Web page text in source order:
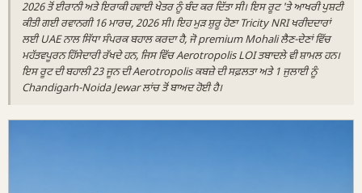
2026 ਤੋਂ ਈਰਾਨੀ ਅਤੇ ਇਰਾਕੀ ਹਵਾਈ ਖੇਤਰ ਨੂੰ ਬੰਦ ਕਰ ਦਿੱਤਾ ਸੀ। ਇਸ ਰੂਟ 'ਤੇ ਆਖਰੀ ਪੁਸ਼ਟੀ
ਕੀਤੀ ਗਈ ਰਵਾਨਗੀ 16 ਮਾਰਚ, 2026 ਸੀ। ਇਹ ਮੁੜ ਸ਼ੁਰੂ ਹੋਣਾ Tricity NRI ਖਰੀਦਦਾਰਾਂ
ਲਈ UAE ਨਾਲ ਸਿੱਧਾ ਸੰਪਰਕ ਬਹਾਲ ਕਰਦਾ ਹੈ, ਜੋ premium Mohali ਲੈਣ-ਦੇਣਾਂ ਵਿੱਚ
ਮਹੱਤਵਪੂਰਨ ਹਿੱਸੇਦਾਰੀ ਰੱਖਦੇ ਹਨ, ਜਿਸ ਵਿੱਚ Aerotropolis LOI ਤਬਾਦਲੇ ਵੀ ਸ਼ਾਮਲ ਹਨ।
ਇਸ ਰੂਟ ਦੀ ਬਹਾਲੀ 23 ਜੂਨ ਦੀ Aerotropolis ਕਬਜ਼ੇ ਦੀ ਸਫ਼ਲਤਾ ਅਤੇ 1 ਜੁਲਾਈ ਨੂੰ
Chandigarh-Noida Jewar ਲਾਂਚ ਤੋਂ ਬਾਅਦ ਹੋਈ ਹੈ।